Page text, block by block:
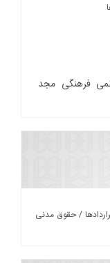
فرهنگی مجد
/ حقوق مدنی